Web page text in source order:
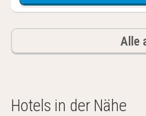
Alle
Hotels in der Nähe